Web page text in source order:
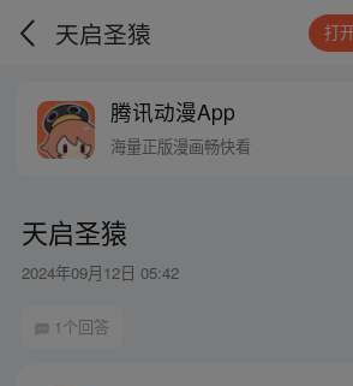
天启圣猿 打
腾讯动漫App
海量正版漫画畅快看
天启圣猿
2024年09月12日 05:42
1个回答